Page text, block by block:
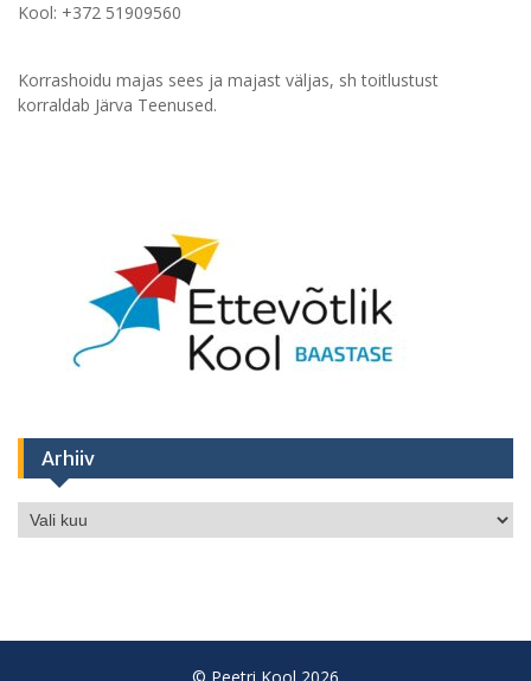
Kool: +372 51909560
Korrashoidu majas sees ja majast väljas, sh toitlustust
korraldab Järva Teenused.
Arhiiv
Arhiiv